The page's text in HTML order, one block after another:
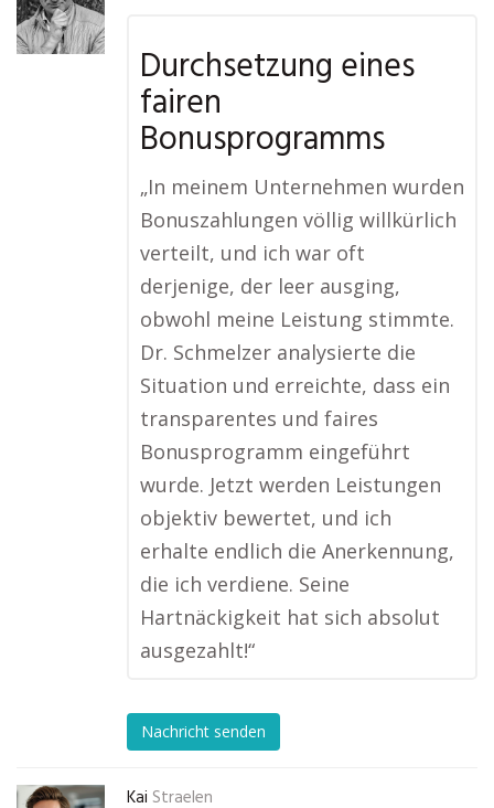
Durchsetzung eines
fairen
Bonusprogramms
„In meinem Unternehmen wurden
Bonuszahlungen völlig willkürlich
verteilt, und ich war oft
derjenige, der leer ausging,
obwohl meine Leistung stimmte.
Dr. Schmelzer analysierte die
Situation und erreichte, dass ein
transparentes und faires
Bonusprogramm eingeführt
wurde. Jetzt werden Leistungen
objektiv bewertet, und ich
erhalte endlich die Anerkennung,
die ich verdiene. Seine
Hartnäckigkeit hat sich absolut
ausgezahlt!“
Nachricht senden
Kai Straelen